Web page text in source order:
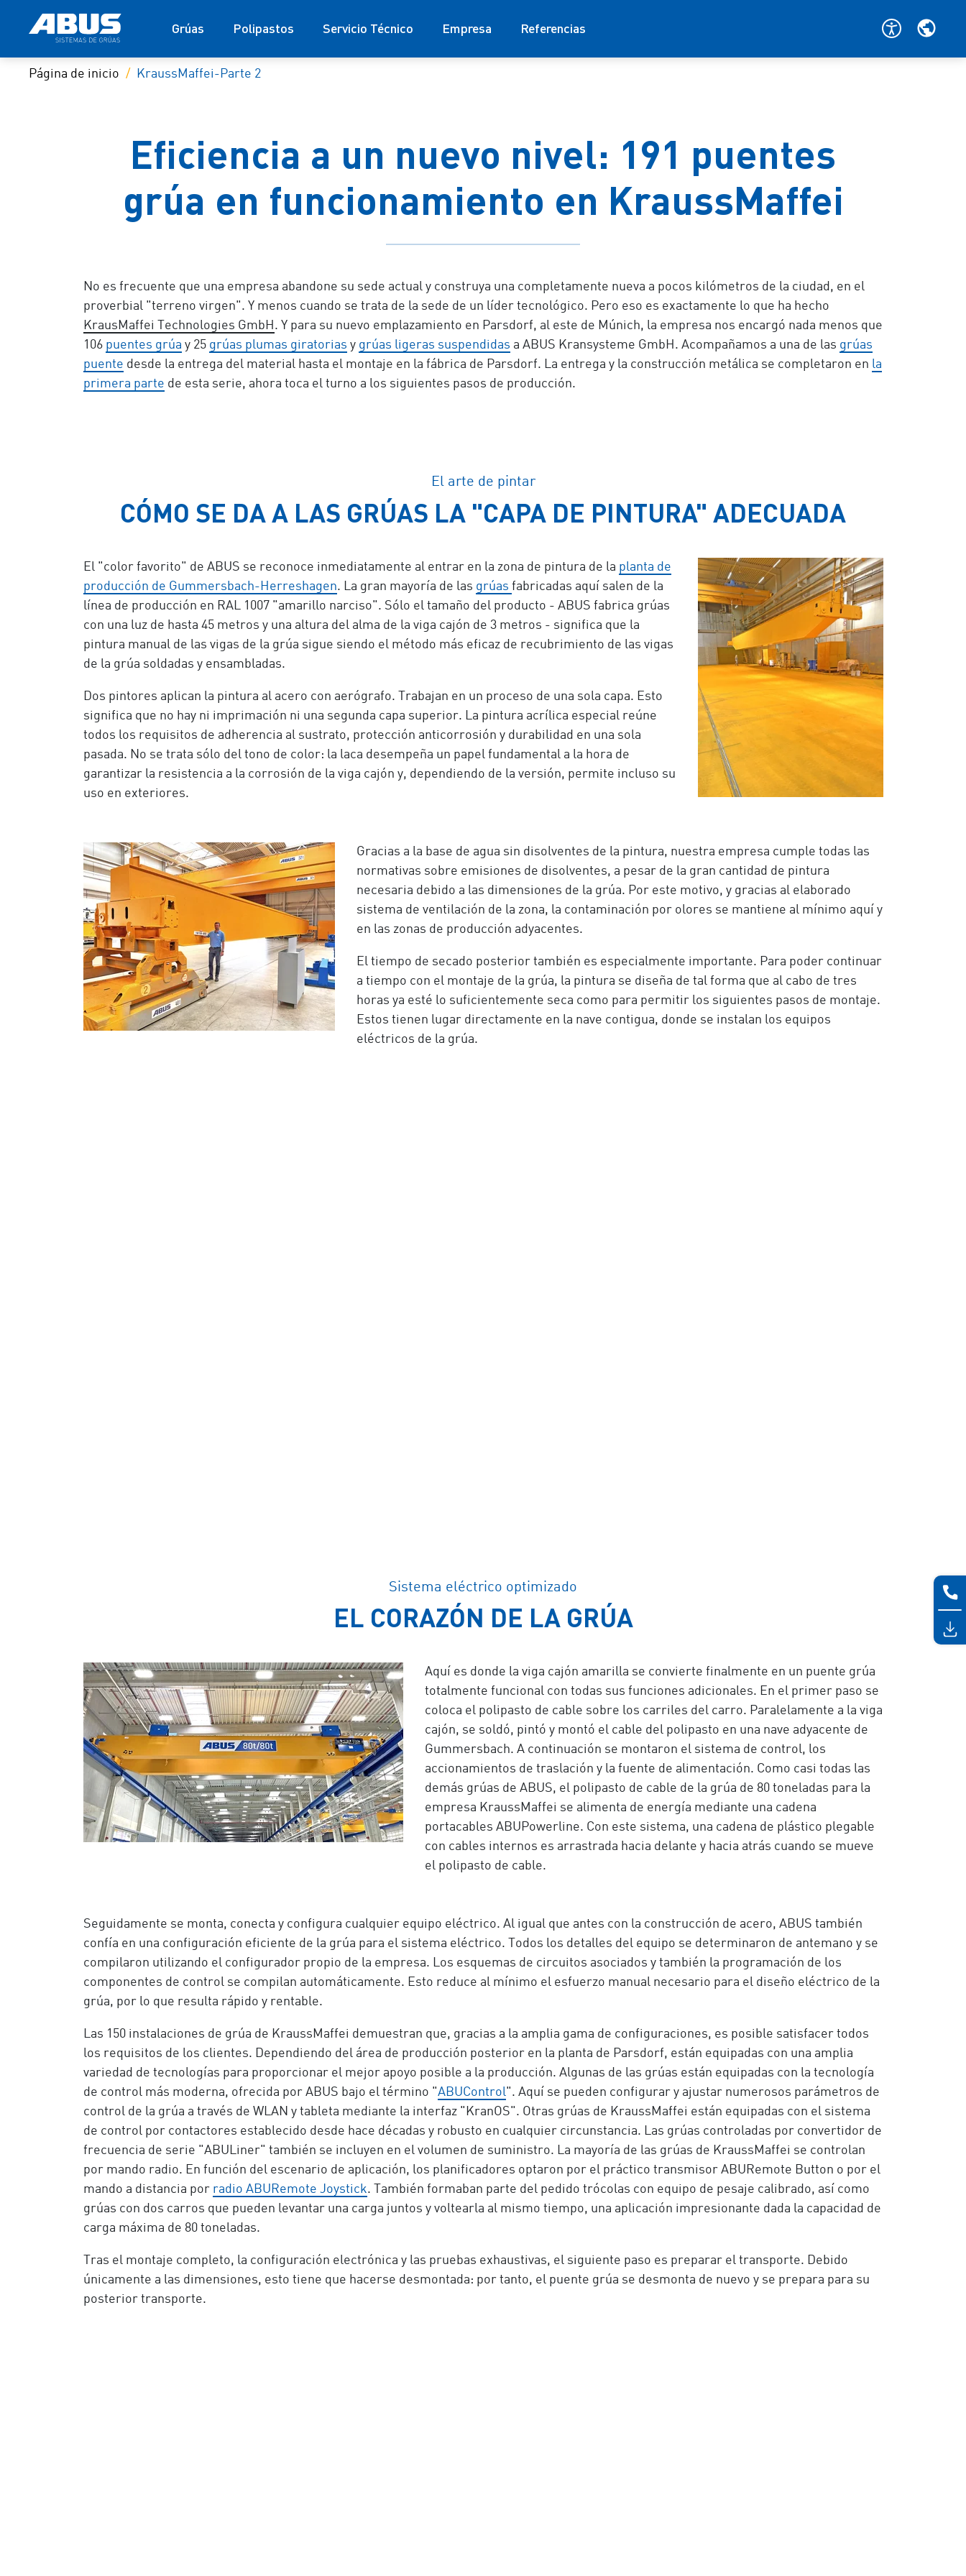
Grúas Polipastos Servicio Técnico Empresa Referencias
Página de inicio KraussMaffei-Parte 2
Eficiencia a un nuevo nivel: 191 puentes
grúa en funcionamiento en KraussMaffei
No es frecuente que una empresa abandone su sede actual y construya una completamente nueva a pocos kilómetros de la ciudad, en el
proverbial "terreno virgen". Y menos cuando se trata de la sede de un líder tecnológico. Pero eso es exactamente lo que ha hecho
KrausMaffei Technologies GmbH . Y para su nuevo emplazamiento en Parsdorf, al este de Múnich, la empresa nos encargó nada menos que
106 puentes grúa y 25 grúas plumas giratorias y grúas ligeras suspendidas a ABUS Kransysteme GmbH. Acompañamos a una de las grúas
puente desde la entrega del material hasta el montaje en la fábrica de Parsdorf. La entrega y la construcción metálica se completaron en la
primera parte de esta serie, ahora toca el turno a los siguientes pasos de producción.
El arte de pintar
CÓMO SE DA A LAS GRÚAS LA "CAPA DE PINTURA" ADECUADA
El "color favorito" de ABUS se reconoce inmediatamente al entrar en la zona de pintura de la planta de
producción de Gummersbach-Herreshagen. La gran mayoría de las grúas fabricadas aquí salen de la
línea de producción en RAL 1007 "amarillo narciso". Sólo el tamaño del producto - ABUS fabrica grúas
con una luz de hasta 45 metros y una altura del alma de la viga cajón de 3 metros - significa que la
pintura manual de las vigas de la grúa sigue siendo el método más eficaz de recubrimiento de las vigas
de la grúa soldadas y ensambladas.
Dos pintores aplican la pintura al acero con aerógrafo. Trabajan en un proceso de una sola capa. Esto
significa que no hay ni imprimación ni una segunda capa superior. La pintura acrílica especial reúne
todos los requisitos de adherencia al sustrato, protección anticorrosión y durabilidad en una sola
pasada. No se trata sólo del tono de color: la laca desempeña un papel fundamental a la hora de
garantizar la resistencia a la corrosión de la viga cajón y, dependiendo de la versión, permite incluso su
uso en exteriores.
Gracias a la base de agua sin disolventes de la pintura, nuestra empresa cumple todas las
normativas sobre emisiones de disolventes, a pesar de la gran cantidad de pintura
necesaria debido a las dimensiones de la grúa. Por este motivo, y gracias al elaborado
sistema de ventilación de la zona, la contaminación por olores se mantiene al mínimo aquí y
en las zonas de producción adyacentes.
El tiempo de secado posterior también es especialmente importante. Para poder continuar
a tiempo con el montaje de la grúa, la pintura se diseña de tal forma que al cabo de tres
horas ya esté lo suficientemente seca como para permitir los siguientes pasos de montaje.
Estos tienen lugar directamente en la nave contigua, donde se instalan los equipos
eléctricos de la grúa.
Sistema eléctrico optimizado
EL CORAZÓN DE LA GRÚA
Aquí es donde la viga cajón amarilla se convierte finalmente en un puente grúa
totalmente funcional con todas sus funciones adicionales. En el primer paso se
coloca el polipasto de cable sobre los carriles del carro. Paralelamente a la viga
cajón, se soldó, pintó y montó el cable del polipasto en una nave adyacente de
Gummersbach. A continuación se montaron el sistema de control, los
accionamientos de traslación y la fuente de alimentación. Como casi todas las
demás grúas de ABUS, el polipasto de cable de la grúa de 80 toneladas para la
empresa KraussMaffei se alimenta de energía mediante una cadena
portacables ABUPowerline. Con este sistema, una cadena de plástico plegable
con cables internos es arrastrada hacia delante y hacia atrás cuando se mueve
el polipasto de cable.
Seguidamente se monta, conecta y configura cualquier equipo eléctrico. Al igual que antes con la construcción de acero, ABUS también
confía en una configuración eficiente de la grúa para el sistema eléctrico. Todos los detalles del equipo se determinaron de antemano y se
compilaron utilizando el configurador propio de la empresa. Los esquemas de circuitos asociados y también la programación de los
componentes de control se compilan automáticamente. Esto reduce al mínimo el esfuerzo manual necesario para el diseño eléctrico de la
grúa, por lo que resulta rápido y rentable.
Las 150 instalaciones de grúa de KraussMaffei demuestran que, gracias a la amplia gama de configuraciones, es posible satisfacer todos
los requisitos de los clientes. Dependiendo del área de producción posterior en la planta de Parsdorf, están equipadas con una amplia
variedad de tecnologías para proporcionar el mejor apoyo posible a la producción. Algunas de las grúas están equipadas con la tecnología
de control más moderna, ofrecida por ABUS bajo el término "ABUControl". Aquí se pueden configurar y ajustar numerosos parámetros de
control de la grúa a través de WLAN y tableta mediante la interfaz "KranOS". Otras grúas de KraussMaffei están equipadas con el sistema
de control por contactores establecido desde hace décadas y robusto en cualquier circunstancia. Las grúas controladas por convertidor de
frecuencia de serie "ABULiner" también se incluyen en el volumen de suministro. La mayoría de las grúas de KraussMaffei se controlan
por mando radio. En función del escenario de aplicación, los planificadores optaron por el práctico transmisor ABURemote Button o por el
mando a distancia por radio ABURemote Joystick. También formaban parte del pedido trócolas con equipo de pesaje calibrado, así como
grúas con dos carros que pueden levantar una carga juntos y voltearla al mismo tiempo, una aplicación impresionante dada la capacidad de
carga máxima de 80 toneladas.
Tras el montaje completo, la configuración electrónica y las pruebas exhaustivas, el siguiente paso es preparar el transporte. Debido
únicamente a las dimensiones, esto tiene que hacerse desmontada: por tanto, el puente grúa se desmonta de nuevo y se prepara para su
posterior transporte.